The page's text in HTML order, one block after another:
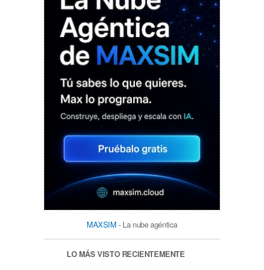
MAXSIM - La nube agéntica
LO MÁS VISTO RECIENTEMENTE